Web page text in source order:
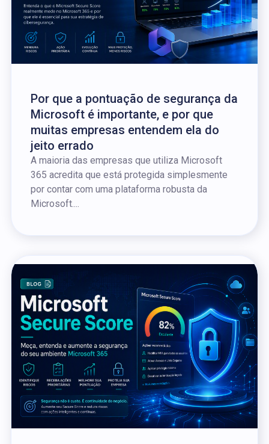
Por que a pontuação de segurança da
Microsoft é importante, e por que
muitas empresas entendem ela do
jeito errado
A maioria das empresas que utiliza Microsoft
365 acredita que está protegida simplesmente
por contar com uma plataforma robusta da
Microsoft....